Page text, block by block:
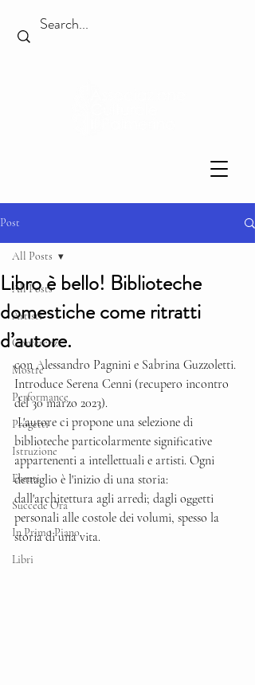
Post
All Posts
Artisti
Conferenze
Mostre
Performance
Progetti
Istruzione
Eventi
Succede Ora
In Primo Piano
Libri
All Posts
Libro è bello! Biblioteche
domestiche come ritratti
d’autore.
con Alessandro Pagnini e Sabrina Guzzoletti.
Introduce Serena Cenni (recupero incontro
del 30 marzo 2023).
L'autore ci propone una selezione di
biblioteche particolarmente significative
appartenenti a intellettuali e artisti. Ogni
dettaglio è l'inizio di una storia:
dall'architettura agli arredi; dagli oggetti
personali alle costole dei volumi, spesso la
storia di una vita.